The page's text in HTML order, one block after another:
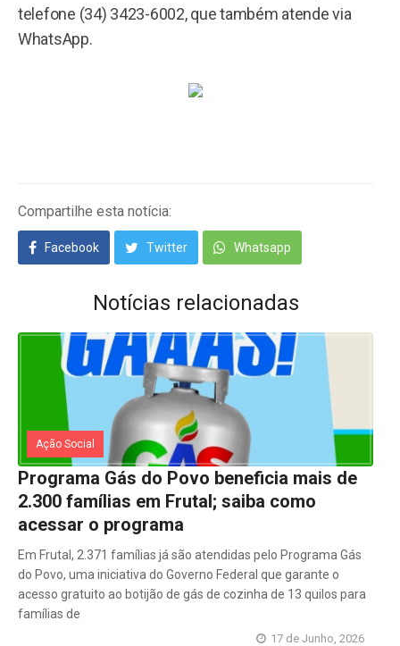
telefone (34) 3423-6002, que também atende via
WhatsApp.
Compartilhe esta notícia:
Facebook Twitter Whatsapp
Notícias relacionadas
Ação Social
Programa Gás do Povo beneficia mais de
2.300 famílias em Frutal; saiba como
acessar o programa
Em Frutal, 2.371 famílias já são atendidas pelo Programa Gás
do Povo, uma iniciativa do Governo Federal que garante o
acesso gratuito ao botijão de gás de cozinha de 13 quilos para
famílias de
17 de Junho, 2026